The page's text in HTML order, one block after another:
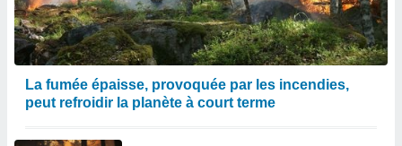
La fumée épaisse, provoquée par les incendies,
peut refroidir la planète à court terme